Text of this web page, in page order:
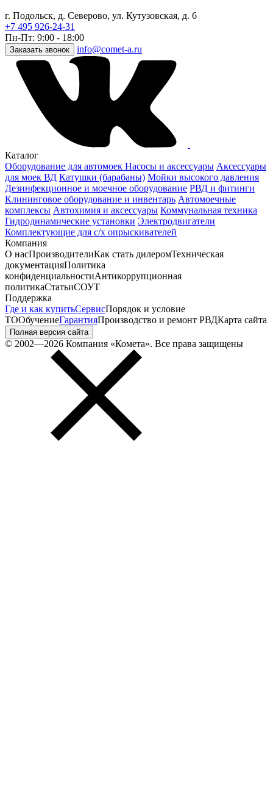
г. Подольск, д. Северово, ул. Кутузовская, д. 6
+7 495 926-24-31
Пн-Пт: 9:00 - 18:00
Заказать звонок info@comet-a.ru
Каталог
Оборудование для автомоек Насосы и аксессуары Аксессуары
для моек ВД Катушки (барабаны) Мойки высокого давления
Дезинфекционное и моечное оборудование РВД и фитинги
Клининговое оборудование и инвентарь Автомоечные
комплексы Автохимия и аксессуары Коммунальная техника
Гидродинамические установки Электродвигатели
Комплектующие для с/х опрыскивателей
Компания
О насПроизводителиКак стать дилеромТехническая
документацияПолитика
конфиденциальностиАнтикоррупционная
политикаСтатьиСОУТ
Поддержка
Где и как купитьСервисПорядок и условие
ТООбучениеГарантияПроизводство и ремонт РВДКарта сайта
Полная версия сайта
© 2002—2026 Компания «Комета». Все права защищены